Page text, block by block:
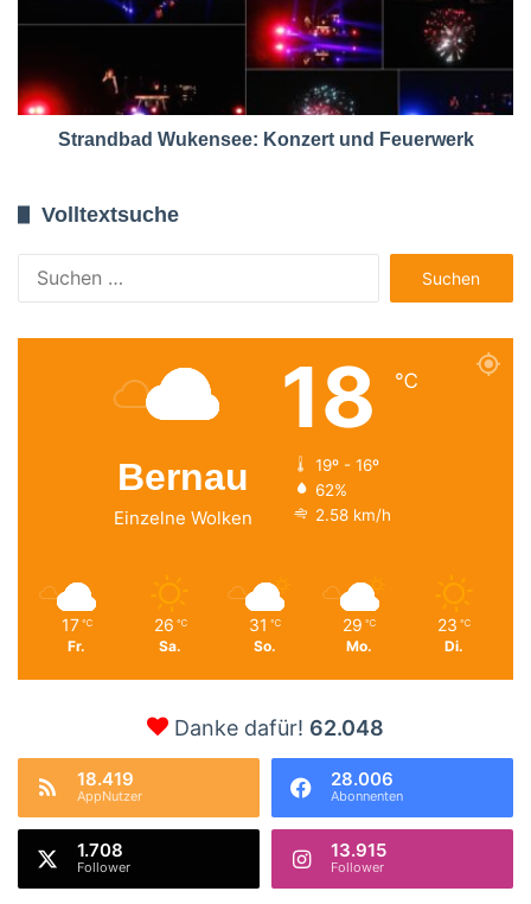
Strandbad Wukensee: Konzert und Feuerwerk
Volltextsuche
nach:
Bernau
Einzelne Wolken
18 ℃
19º - 16º
62%
2.58 km/h
17 ℃
Fr.
26 ℃
Sa.
31 ℃
So.
29 ℃
Mo.
23 ℃
Di.
Danke dafür! 62.048
18.419
AppNutzer
28.006
Abonnenten
1.708
Follower
13.915
Follower